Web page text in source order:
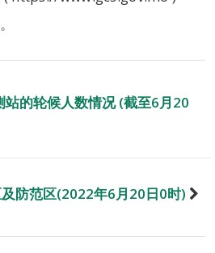
站的轮候人数情况 (截至6月20
防范区(2022年6月20日0时)